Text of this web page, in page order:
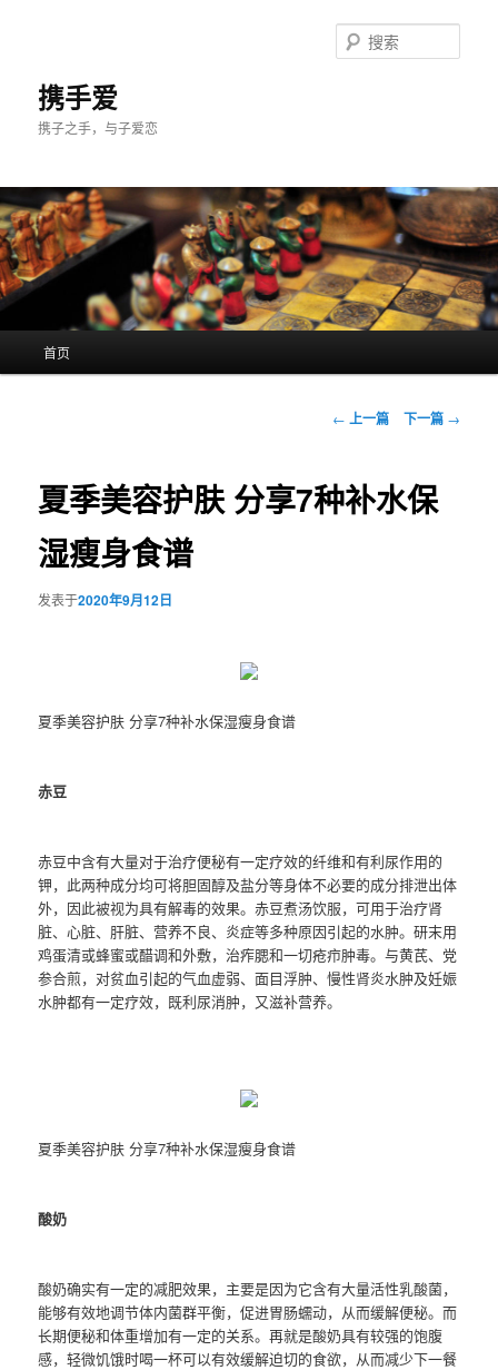
携手爱
携子之手，与子爱恋
索
首页
文
航
← 上一篇 下一篇 →
夏季美容护肤 分享7种补水保
湿瘦身食谱
发表于2020年9月12日
夏季美容护肤 分享7种补水保湿瘦身食谱
赤豆
赤豆中含有大量对于治疗便秘有一定疗效的纤维和有利尿作用的
钾，此两种成分均可将胆固醇及盐分等身体不必要的成分排泄出体
外，因此被视为具有解毒的效果。赤豆煮汤饮服，可用于治疗肾
脏、心脏、肝脏、营养不良、炎症等多种原因引起的水肿。研末用
鸡蛋清或蜂蜜或醋调和外敷，治痄腮和一切疮疖肿毒。与黄芪、党
参合煎，对贫血引起的气血虚弱、面目浮肿、慢性肾炎水肿及妊娠
水肿都有一定疗效，既利尿消肿，又滋补营养。
夏季美容护肤 分享7种补水保湿瘦身食谱
酸奶
酸奶确实有一定的减肥效果，主要是因为它含有大量活性乳酸菌，
能够有效地调节体内菌群平衡，促进胃肠蠕动，从而缓解便秘。而
长期便秘和体重增加有一定的关系。再就是酸奶具有较强的饱腹
感，轻微饥饿时喝一杯可以有效缓解迫切的食欲，从而减少下一餐